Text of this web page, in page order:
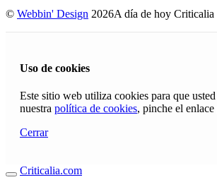
© Webbin' Design 2026A día de hoy Criticalia
Uso de cookies
Este sitio web utiliza cookies para que
nuestra política de cookies, pinche el
Cerrar
Criticalia.com